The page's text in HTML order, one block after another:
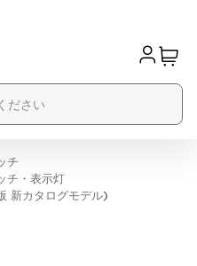
チ
チ・表示灯
新カタログモデル)